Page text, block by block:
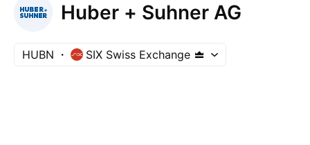
Huber + Suhner AG
HUBN SIX Swiss Exchange